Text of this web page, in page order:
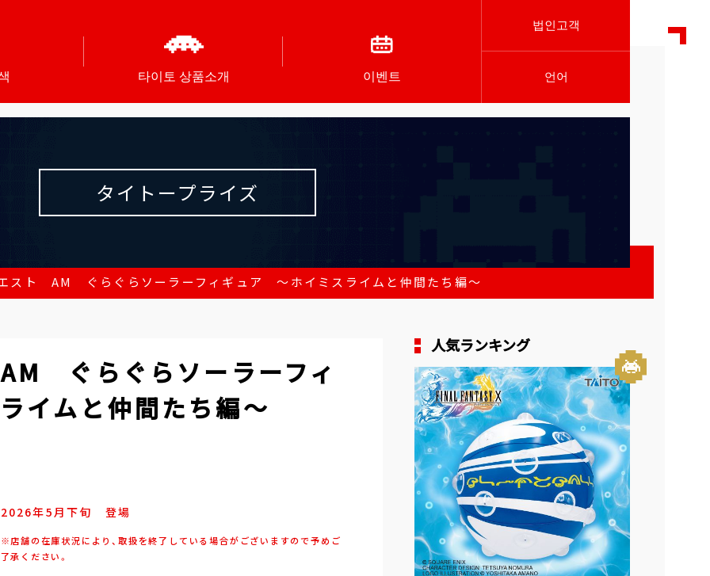
타이토 상품소개 이벤트
법인고객
언어
タイトープライズ
スト AM ぐらぐらソーラーフィギュア ～ホイミスライムと仲間たち編～
ぐらぐらソーラーフィ
イムと仲間たち編～
2026年5月下旬 登場
※店舗の在庫状況により、取扱を終了している場合がございますので予めご
了承ください。
人気ランキング